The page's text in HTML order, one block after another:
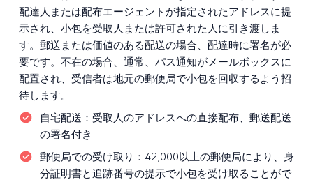
配達人または配布エージェントが指定されたアドレスに提
示され、小包を受取人または許可された人に引き渡しま
す。郵送または価値のある配送の場合、配達時に署名が必
要です。不在の場合、通常、パス通知がメールボックスに
配置され、受信者は地元の郵便局で小包を回収するよう招
待します。
自宅配送： 受取人のアドレスへの直接配布、郵送配送
の署名付き
郵便局での受け取り： 42,000以上の郵便局により、身
分証明書と追跡番号の提示で小包を受け取ることがで